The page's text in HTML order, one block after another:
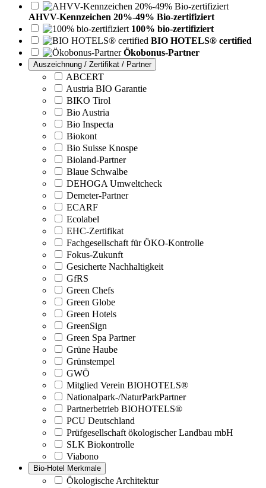
AHVV-Kennzeichen 20%-49% Bio-zertifiziert
100% bio-zertifiziert
BIO HOTELS® certified
Ökobonus-Partner
Auszeichnung / Zertifikat / Partner
ABCERT
Austria BIO Garantie
BIKO Tirol
Bio Austria
Bio Inspecta
Biokont
Bio Suisse Knospe
Bioland-Partner
Blaue Schwalbe
DEHOGA Umweltcheck
Demeter-Partner
ECARF
Ecolabel
EHC-Zertifikat
Fachgesellschaft für ÖKO-Kontrolle
Fokus-Zukunft
Gesicherte Nachhaltigkeit
GfRS
Green Chefs
Green Globe
Green Hotels
GreenSign
Green Spa Partner
Grüne Haube
Grünstempel
GWÖ
Mitglied Verein BIOHOTELS®
Nationalpark-/NaturParkPartner
Partnerbetrieb BIOHOTELS®
PCU Deutschland
Prüfgesellschaft ökologischer Landbau mbH
SLK Biokontrolle
Viabono
Bio-Hotel Merkmale
Ökologische Architektur